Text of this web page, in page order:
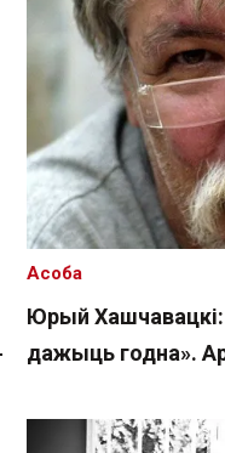
Юрый
дажыць годна».
Асоба